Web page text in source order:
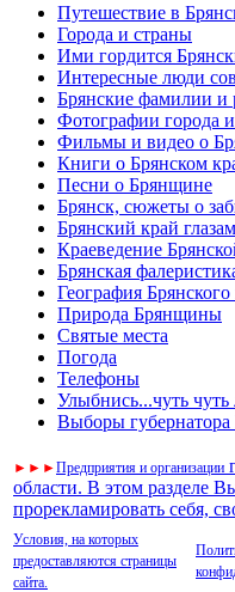
Путешествие в
Города и страны
Ими гордится
Интересные люди
Брянские фамилии и
Фотографии города
Фильмы и видео о
Книги о Брянском
Песни о Брянщине
Брянск, сюжеты о
Брянский край
Краеведение
Брянская
География Брянского
Природа Брянщины
Святые места
Погода
Телефоны
Улыбнись...чуть
Выборы губернатора
► ► ►Предприятия и организации
области. В этом разделе
прорекламировать себя,
Условия, на которых
предоставляются страницы
сайта.